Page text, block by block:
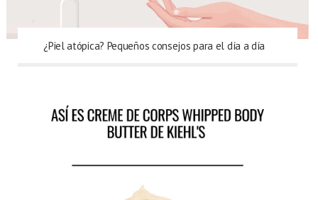
¿Piel atópica? Pequeños consejos para el día a día